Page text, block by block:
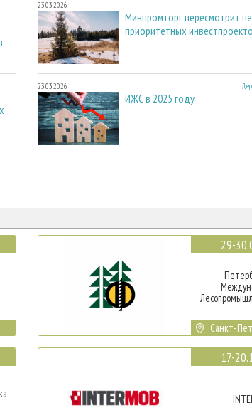
23.03.2026
Минпромторг пересмотрит
приоритетных
23.03.2026
ИЖС в 2025 году
29-
Санкт-
17-